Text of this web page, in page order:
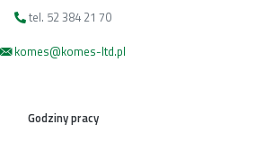
tel. 52 384 21 70
komes@komes-ltd.pl
Godziny pracy